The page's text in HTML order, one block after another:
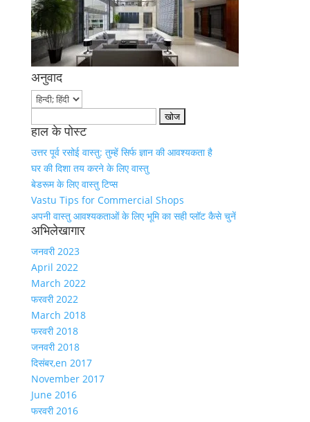
अनुवाद
for:
हाल के पोस्ट
उत्तर पूर्व रसोई वास्तु: तुम्हें सिर्फ ज्ञान की आवश्यकता है
घर की दिशा तय करने के लिए वास्तु
बेडरूम के लिए वास्तु टिप्स
Vastu Tips for Commercial Shops
अपनी वास्तु आवश्यकताओं के लिए भूमि का सही प्लॉट कैसे चुनें
अभिलेखागार
जनवरी 2023
April 2022
March 2022
फरवरी 2022
March 2018
फरवरी 2018
जनवरी 2018
दिसंबर,en 2017
November 2017
June 2016
फरवरी 2016